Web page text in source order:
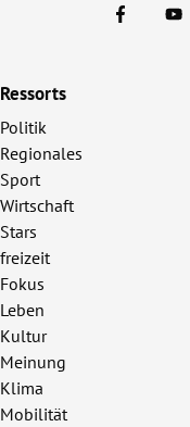
Ressorts
Politik
Regionales
Sport
Wirtschaft
Stars
freizeit
Fokus
Leben
Kultur
Meinung
Klima
Mobilität